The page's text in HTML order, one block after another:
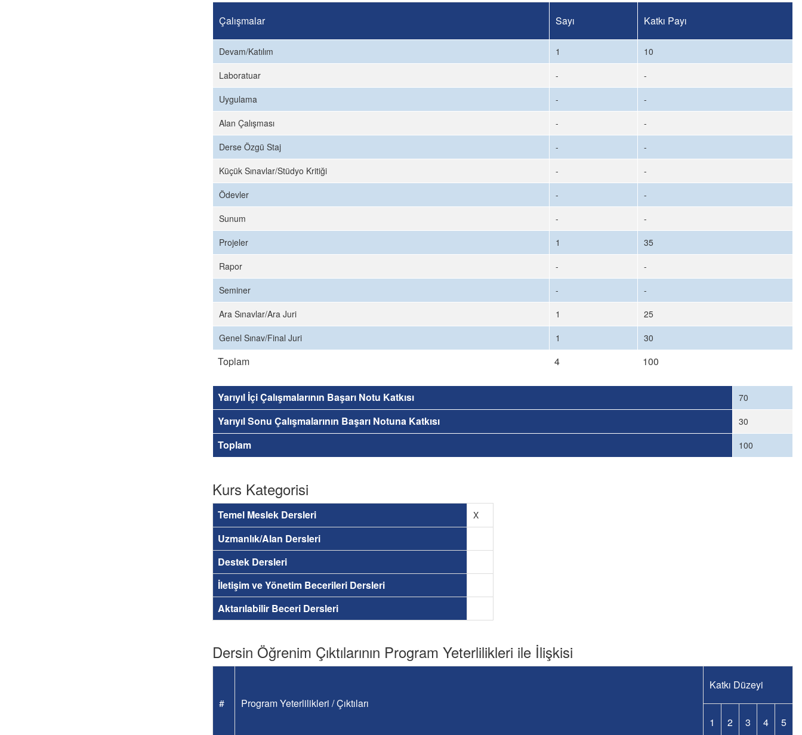
Çalışmalar Sayı Katkı Payı
Devam/Katılım 1
10
Laboratuar
-
-
Uygulama
-
-
Alan Çalışması
-
-
Derse Özgü Staj
-
-
Küçük Sınavlar/Stüdyo Kritiği
-
-
Ödevler
-
-
Sunum
-
-
Projeler
1
35
Rapor
-
-
Seminer
-
-
Ara Sınavlar/Ara Juri
1
25
Genel Sınav/Final Juri
1 30
Toplam 4 100
Yarıyıl İçi Çalışmalarının Başarı Notu Katkısı 70
Yarıyıl Sonu Çalışmalarının Başarı Notuna Katkısı 30
Toplam 100
Kurs Kategorisi
Temel Meslek Dersleri X
Uzmanlık/Alan Dersleri
Destek Dersleri
İletişim ve Yönetim Becerileri Dersleri
Aktarılabilir Beceri Dersleri
Dersin Öğrenim Çıktılarının Program Yeterlilikleri ile İlişkisi
# Program Yeterlilikleri / Çıktıları
Katkı Düzeyi
1 2 3 4 5